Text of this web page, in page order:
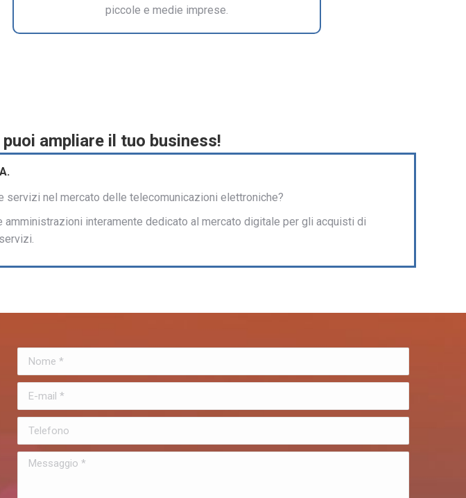
piccole e medie imprese.
ampliare il tuo business!
servizi nel mercato delle telecomunicazioni elettroniche?
amministrazioni interamente dedicato al mercato digitale per gli acquisti di
Nome *
E-mail *
Telefono
Messaggio *